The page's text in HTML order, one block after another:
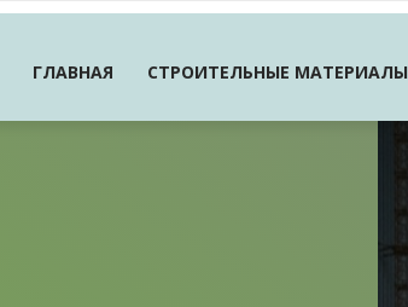
ГЛАВНАЯ СТРОИТЕЛЬНЫЕ МАТЕРИАЛЫ